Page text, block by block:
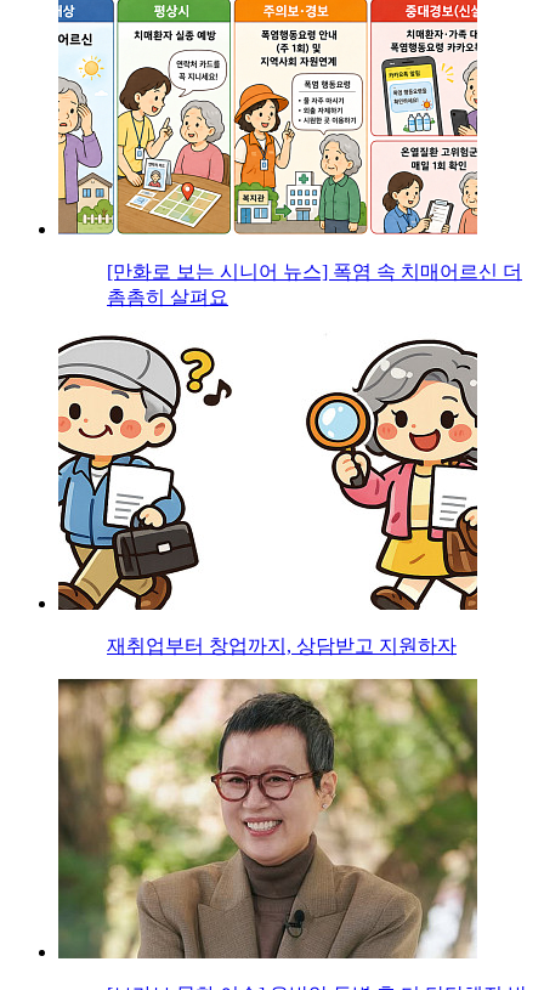
[만화로 보는 시니어 뉴스] 폭염 속 치매어르신 더
촘촘히 살펴요
재취업부터 창업까지, 상담받고 지원하자